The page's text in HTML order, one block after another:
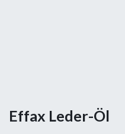
Effax Leder-Öl